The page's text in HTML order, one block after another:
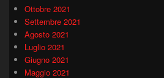
Ottobre 2021
Settembre 2021
Agosto 2021
Luglio 2021
Giugno 2021
Maggio 2021